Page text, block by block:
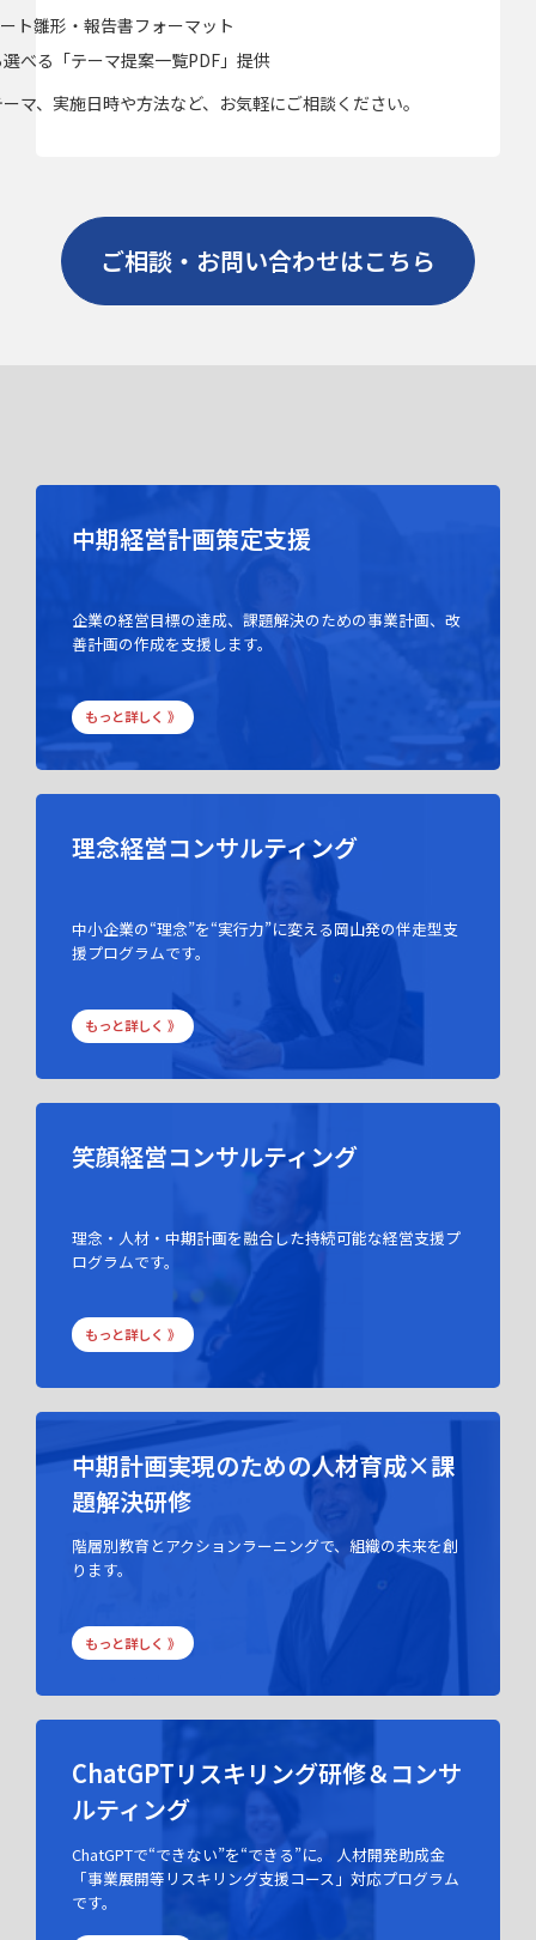
ト雛形・報告書フォーマット
べる「テーマ提案一覧PDF」提供
マ、実施日時や方法など、お気軽にご相談ください。
ご相談・お問い合わせはこちら
中期経営計画策定支援
企業の経営目標の達成、課題解決のための事業計画、改
善計画の作成を支援します。
もっと詳しく 》
理念経営コンサルティング
中小企業の“理念”を“実行力”に変える岡山発の伴走型支
援プログラムです。
もっと詳しく 》
笑顔経営コンサルティング
理念・人材・中期計画を融合した持続可能な経営支援プ
ログラムです。
もっと詳しく 》
中期計画実現のための人材育成×課
題解決研修
階層別教育とアクションラーニングで、組織の未来を創
ります。
もっと詳しく 》
ChatGPTリスキリング研修＆コンサ
ルティング
ChatGPTで“できない”を“できる”に。 人材開発助成金
「事業展開等リスキリング支援コース」対応プログラム
です。